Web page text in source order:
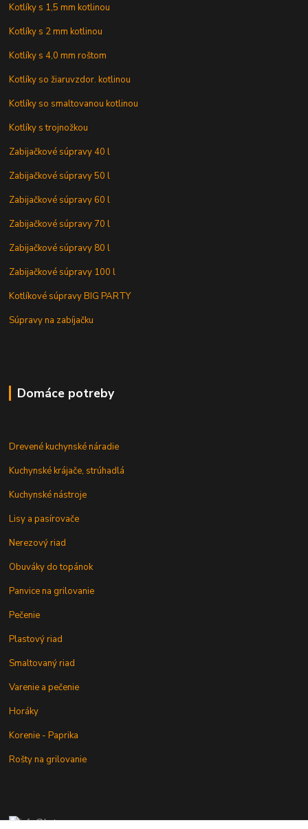
Kotlíky s 1,5 mm kotlinou
Kotlíky s 2 mm kotlinou
Kotlíky s 4,0 mm roštom
Kotlíky so žiaruvzdor. kotlinou
Kotlíky so smaltovanou kotlinou
Kotlíky s trojnožkou
Zabijačkové súpravy 40 l
Zabijačkové súpravy 50 l
Zabijačkové súpravy 60 l
Zabijačkové súpravy 70 l
Zabijačkové súpravy 80 l
Zabijačkové súpravy 100 l
Kotlíkové súpravy BIG PARTY
Súpravy na zabíjačku
Domáce potreby
Drevené kuchynské náradie
Kuchynské krájače, strúhadlá
Kuchynské nástroje
Lisy a pasírovače
Nerezový riad
Obuváky do topánok
Panvice na grilovanie
Pečenie
Plastový riad
Smaltovaný riad
Varenie a pečenie
Horáky
Korenie - Paprika
Rošty na grilovanie
+421 902 212 007